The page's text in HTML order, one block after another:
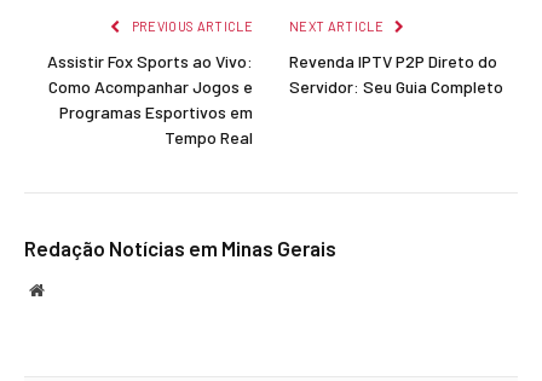
PREVIOUS ARTICLE
Assistir Fox Sports ao Vivo:
Como Acompanhar Jogos e
Programas Esportivos em
Tempo Real
NEXT ARTICLE
Revenda IPTV P2P Direto do
Servidor: Seu Guia Completo
Redação Notícias em Minas Gerais
Website